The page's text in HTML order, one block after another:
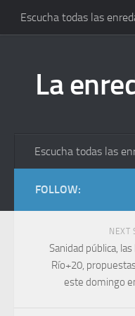
Escucha todas las
La
Escucha todas las
FOLLOW:
NEXT
Sanidad pública,
Río+20,
este domingo